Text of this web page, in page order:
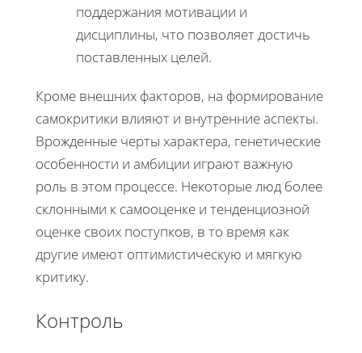
поддержания мотивации и
дисциплины, что позволяет достичь
поставленных целей.
Кроме внешних факторов, на формирование
самокритики влияют и внутренние аспекты.
Врожденные черты характера, генетические
особенности и амбиции играют важную
роль в этом процессе. Некоторые люд более
склонными к самооценке и тенденциозной
оценке своих поступков, в то время как
другие имеют оптимистическую и мягкую
критику.
Контроль